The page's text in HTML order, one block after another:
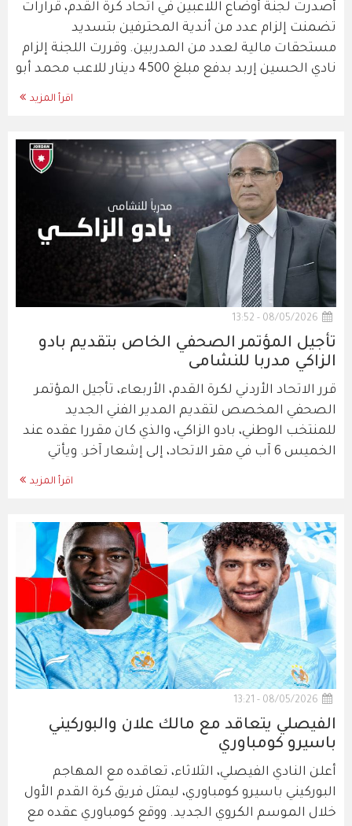
أصدرت لجنة أوضاع اللاعبين في اتحاد كرة القدم، قرارات
تضمنت إلزام عدد من أندية المحترفين بتسديد
مستحقات مالية لعدد من المدربين. وقررت اللجنة إلزام
نادي الحسين إربد بدفع مبلغ 4500 دينار للاعب محمد أبو
اقرأ المزيد
08/05/2026 - 13:52
تأجيل المؤتمر الصحفي الخاص بتقديم بادو
الزاكي مدربا للنشامى
قرر الاتحاد الأردني لكرة القدم، الأربعاء، تأجيل المؤتمر
الصحفي المخصص لتقديم المدير الفني الجديد
للمنتخب الوطني، بادو الزاكي، والذي كان مقررا عقده عند
الخميس 6 آب في مقر الاتحاد، إلى إشعار آخر. ويأتي
اقرأ المزيد
08/05/2026 - 13:21
الفيصلي يتعاقد مع مالك علان والبوركيني
باسيرو كومباوري
أعلن النادي الفيصلي، الثلاثاء، تعاقده مع المهاجم
البوركيني باسيرو كومباوري، ليمثل فريق كرة القدم الأول
خلال الموسم الكروي الجديد. ووقع كومباوري عقده مع